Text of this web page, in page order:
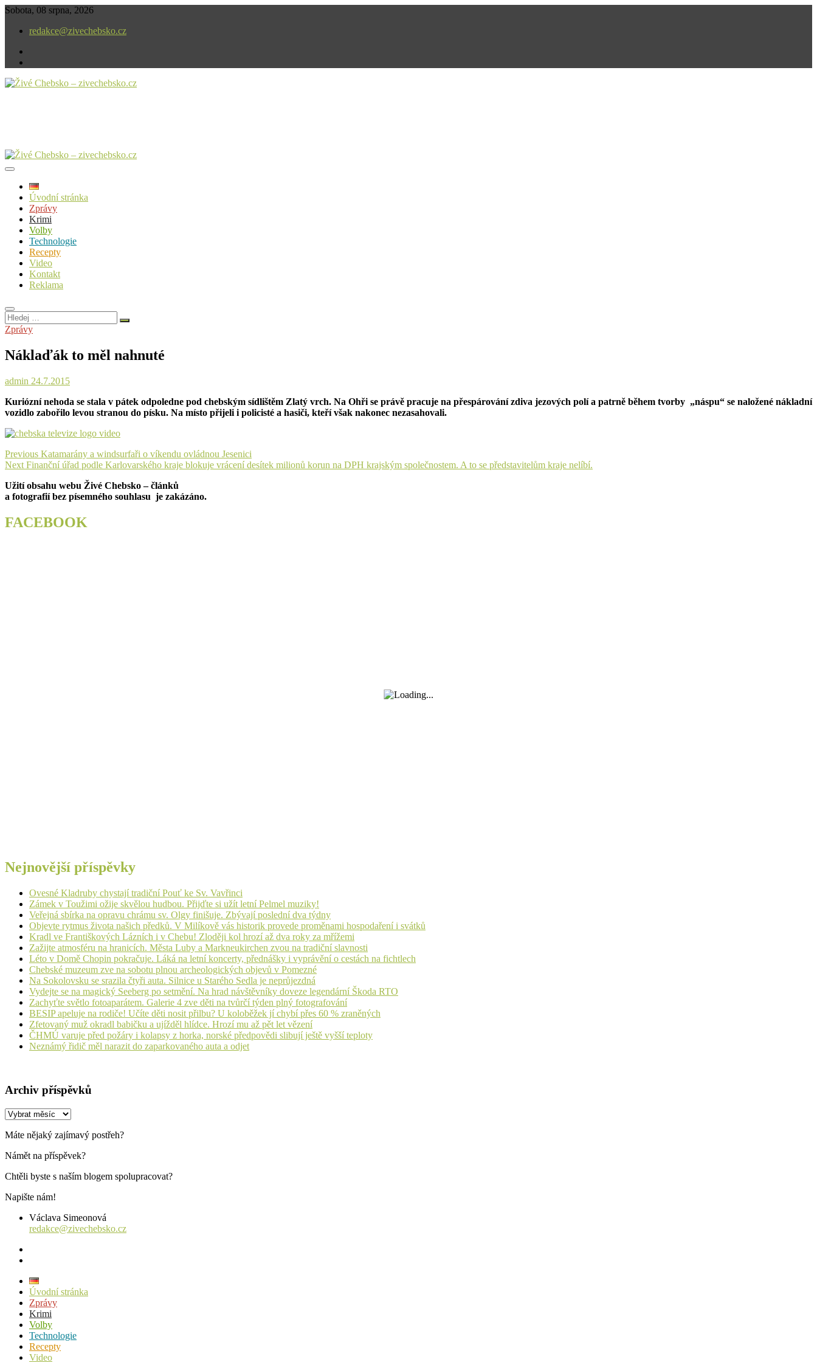
Skip
content
Sobota, 08 srpna, 2026
redakce@zivechebsko.cz
Úvodní stránka
Zprávy
Krimi
Volby
Technologie
Recepty
Video
Kontakt
Reklama
Hledej
…
Zprávy
Náklaďák to měl nahnuté
admin 24.7.2015
Kuriózní nehoda se stala v pátek odpoledne pod chebským sídlištěm Zlatý vrch. Na Ohři se právě pracuje na přespárování zdiva jezových polí a patrně během tvorby „náspu“ se naložené nákladní
vozidlo zabořilo levou stranou do písku. Na místo přijeli i policisté a hasiči, kteří však nakonec nezasahovali.
Navigace
pro
příspěvek
Previous Previous
post:
Katamarány a windsurfaři o víkendu ovládnou Jesenici
Next Next
Finanční úřad podle Karlovarského kraje blokuje vrácení desítek milionů korun na DPH krajským společnostem. A to se představitelům kraje nelíbí.
Užití obsahu webu Živé Chebsko – článků
a fotografií bez písemného souhlasu je zakázáno.
FACEBOOK
Nejnovější příspěvky
Ovesné Kladruby chystají tradiční Pouť ke Sv. Vavřinci
Zámek v Toužimi ožije skvělou hudbou. Přijďte si užít letní Pelmel muziky!
Veřejná sbírka na opravu chrámu sv. Olgy finišuje. Zbývají poslední dva týdny
Objevte rytmus života našich předků. V Milíkově vás historik provede proměnami hospodaření i svátků
Kradl ve Františkových Lázních i v Chebu! Zloději kol hrozí až dva roky za mřížemi
Zažijte atmosféru na hranicích. Města Luby a Markneukirchen zvou na tradiční slavnosti
Léto v Domě Chopin pokračuje. Láká na letní koncerty, přednášky i vyprávění o cestách na fichtlech
Chebské muzeum zve na sobotu plnou archeologických objevů v Pomezné
Na Sokolovsku se srazila čtyři auta. Silnice u Starého Sedla je neprůjezdná
Vydejte se na magický Seeberg po setmění. Na hrad návštěvníky doveze legendární Škoda RTO
Zachyťte světlo fotoaparátem. Galerie 4 zve děti na tvůrčí týden plný fotografování
BESIP apeluje na rodiče! Učíte děti nosit přilbu? U koloběžek jí chybí přes 60 % zraněných
Zfetovaný muž okradl babičku a ujížděl hlídce. Hrozí mu až pět let vězení
ČHMÚ varuje před požáry i kolapsy z horka, norské předpovědi slibují ještě vyšší teploty
Neznámý řidič měl narazit do zaparkovaného auta a odjet
Archiv příspěvků
Archiv
Máte nějaký zajímavý postřeh?
Námět na příspěvek?
Chtěli byste s naším blogem spolupracovat?
Napište nám!
Václava Simeonová
redakce@zivechebsko.cz
Úvodní stránka
Zprávy
Krimi
Volby
Technologie
Recepty
Video